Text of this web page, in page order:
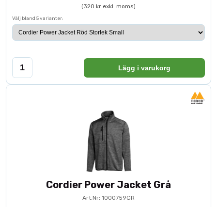
(320 kr exkl. moms)
Välj bland 5 varianter:
Lägg i varukorg
Cordier Power Jacket Grå
Art.Nr: 1000759GR